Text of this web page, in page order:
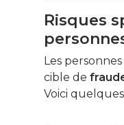
Risques
Les
cible de
Voici